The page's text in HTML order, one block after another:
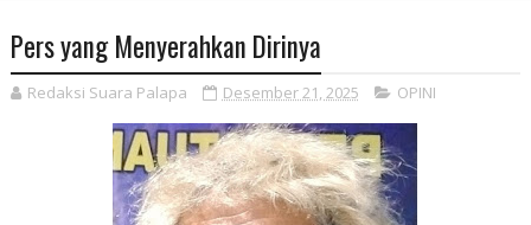
Pers yang Menyerahkan Dirinya
Redaksi Suara Palapa Desember 21, 2025 OPINI